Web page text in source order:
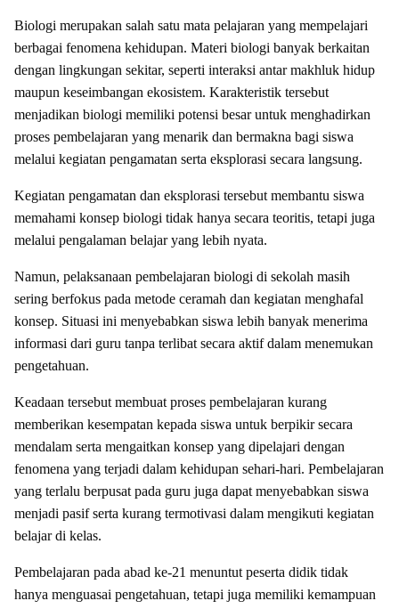
Biologi merupakan salah satu mata pelajaran yang mempelajari
berbagai fenomena kehidupan. Materi biologi banyak berkaitan
dengan lingkungan sekitar, seperti interaksi antar makhluk hidup
maupun keseimbangan ekosistem. Karakteristik tersebut
menjadikan biologi memiliki potensi besar untuk menghadirkan
proses pembelajaran yang menarik dan bermakna bagi siswa
melalui kegiatan pengamatan serta eksplorasi secara langsung.
Kegiatan pengamatan dan eksplorasi tersebut membantu siswa
memahami konsep biologi tidak hanya secara teoritis, tetapi juga
melalui pengalaman belajar yang lebih nyata.
Namun, pelaksanaan pembelajaran biologi di sekolah masih
sering berfokus pada metode ceramah dan kegiatan menghafal
konsep. Situasi ini menyebabkan siswa lebih banyak menerima
informasi dari guru tanpa terlibat secara aktif dalam menemukan
pengetahuan.
Keadaan tersebut membuat proses pembelajaran kurang
memberikan kesempatan kepada siswa untuk berpikir secara
mendalam serta mengaitkan konsep yang dipelajari dengan
fenomena yang terjadi dalam kehidupan sehari-hari. Pembelajaran
yang terlalu berpusat pada guru juga dapat menyebabkan siswa
menjadi pasif serta kurang termotivasi dalam mengikuti kegiatan
belajar di kelas.
Pembelajaran pada abad ke-21 menuntut peserta didik tidak
hanya menguasai pengetahuan, tetapi juga memiliki kemampuan